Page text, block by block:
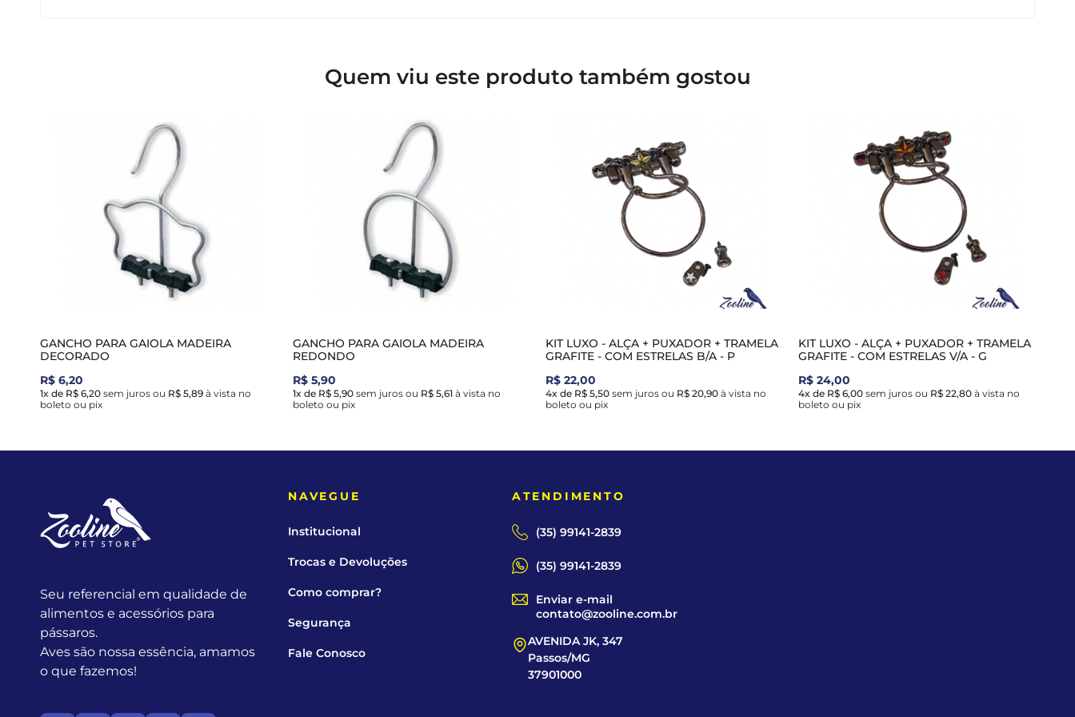
Quem viu este produto também gostou
GANCHO PARA GAIOLA MADEIRA
DECORADO
R$ 6,20
1x de R$ 6,20 sem juros ou R$ 5,89 à vista no
boleto ou pix
GANCHO PARA GAIOLA MADEIRA
REDONDO
R$ 5,90
1x de R$ 5,90 sem juros ou R$ 5,61 à vista no
boleto ou pix
KIT LUXO - ALÇA + PUXADOR + TRAMELA
GRAFITE - COM ESTRELAS B/A - P
R$ 22,00
4x de R$ 5,50 sem juros ou R$ 20,90 à vista no
boleto ou pix
KIT LUXO - ALÇA + PUXADOR + TRAMELA
GRAFITE - COM ESTRELAS V/A - G
R$ 24,00
4x de R$ 6,00 sem juros ou R$ 22,80 à vista no
boleto ou pix
Seu referencial em qualidade de
alimentos e acessórios para
pássaros.
Aves são nossa essência, amamos
o que fazemos!
NAVEGUE
Institucional
Trocas e Devoluções
Como comprar?
Segurança
Fale Conosco
ATENDIMENTO
(35) 99141-2839
(35) 99141-2839
Enviar e-mail
contato@zooline.com.br
AVENIDA JK, 347
Passos/MG
37901000